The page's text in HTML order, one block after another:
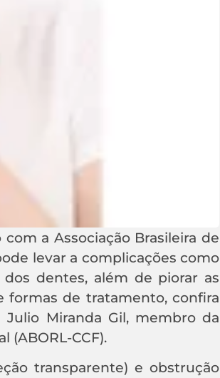
a Associação Brasileira de
levar a complicações como
dentes, além de piorar as
formas de tratamento, confira
Julio Miranda Gil, membro da
(ABORL-CCF).
transparente) e obstrução